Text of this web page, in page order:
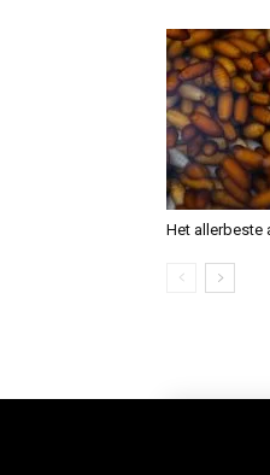
Het allerbeste